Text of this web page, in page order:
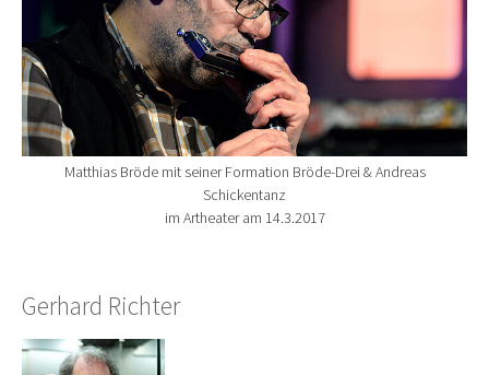
Matthias Bröde mit seiner Formation Bröde-Drei & Andreas
Schickentanz
im Artheater am 14.3.2017
Gerhard Richter